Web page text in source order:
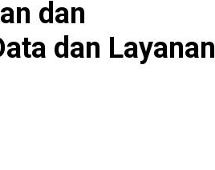
dan
dan Layanan